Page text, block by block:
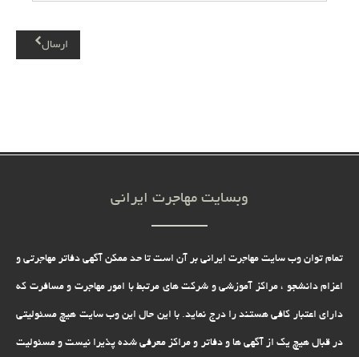
ارسال
وبسایت مهاجرت ایرانی
تمام توان وب سایت مهاجرت ایرانی بر آن است تا حد ممکن آگهی دفاتر مهاجرتی و
اعزام دانشجو ، مراکز آموزشی و شرکت های مرتبط با امور مهاجرت و مسافرت که
دارای اعتبار کافی هستند را درج نماید. با این حال این وب سایت هیچ مسئولیتی
در قبال هیچ یک از آگهی ها و دفاتر و مراکز معرفی شده پذیرا نیست و مسئولیت